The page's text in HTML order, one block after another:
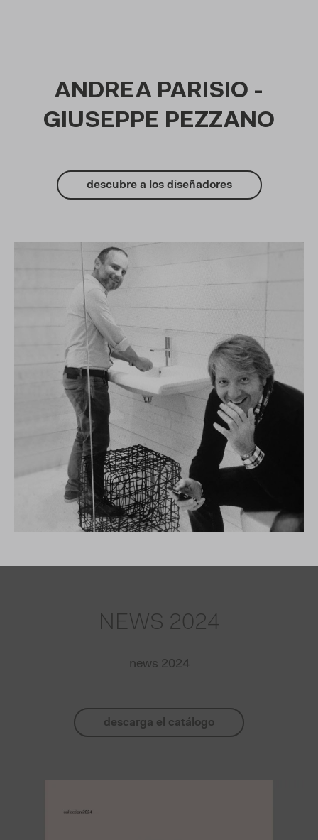
ANDREA PARISIO -
GIUSEPPE PEZZANO
descubre a los diseñadores
NEWS 2024
news 2024
descarga el catálogo